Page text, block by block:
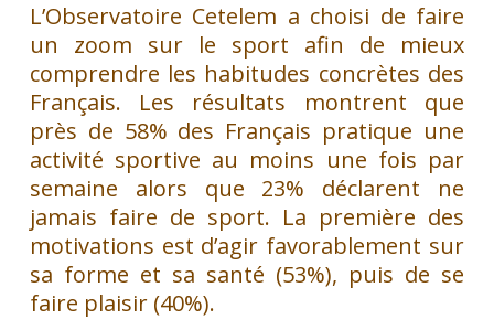
L’Observatoire Cetelem a choisi de faire
un zoom sur le sport afin de mieux
comprendre les habitudes concrètes des
Français. Les résultats montrent que
près de 58% des Français pratique une
activité sportive au moins une fois par
semaine alors que 23% déclarent ne
jamais faire de sport. La première des
motivations est d’agir favorablement sur
sa forme et sa santé (53%), puis de se
faire plaisir (40%).